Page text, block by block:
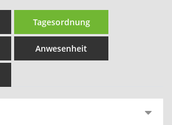
Tagesordnung
Anwesenheit